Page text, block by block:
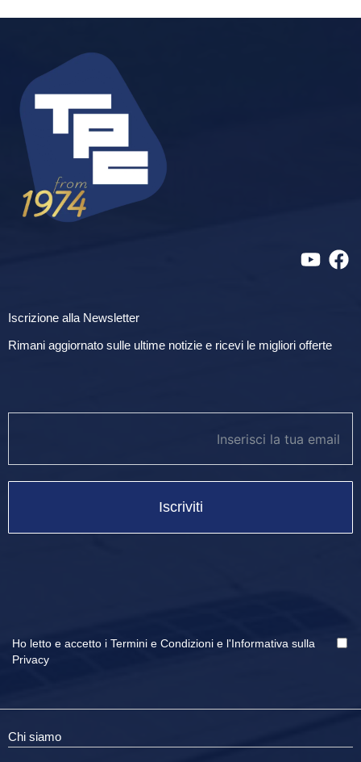
Iscrizione alla Newsletter
Rimani aggiornato sulle ultime notizie e ricevi le migliori offerte
Iscriviti
Ho letto e accetto i Termini e Condizioni e l'Informativa sulla
Privacy
Chi siamo